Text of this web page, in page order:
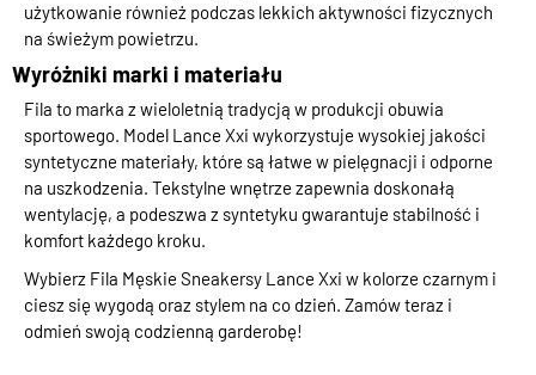
użytkowanie również podczas lekkich aktywności fizycznych
na świeżym powietrzu.
Wyróżniki marki i materiału
Fila to marka z wieloletnią tradycją w produkcji obuwia
sportowego. Model Lance Xxi wykorzystuje wysokiej jakości
syntetyczne materiały, które są łatwe w pielęgnacji i odporne
na uszkodzenia. Tekstylne wnętrze zapewnia doskonałą
wentylację, a podeszwa z syntetyku gwarantuje stabilność i
komfort każdego kroku.
Wybierz Fila Męskie Sneakersy Lance Xxi w kolorze czarnym i
ciesz się wygodą oraz stylem na co dzień. Zamów teraz i
odmień swoją codzienną garderobę!